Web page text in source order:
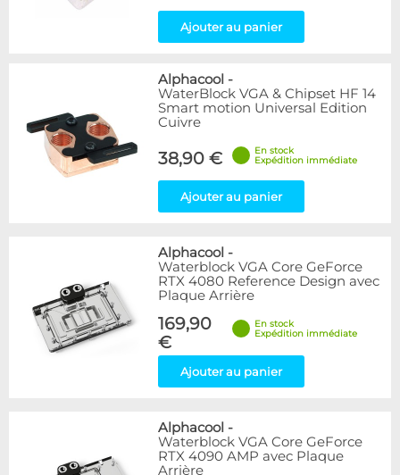
Ajouter au panier
Alphacool -
WaterBlock VGA & Chipset HF 14
Smart motion Universal Edition
Cuivre
38,90 €
En stock
Expédition immédiate
Ajouter au panier
Alphacool -
Waterblock VGA Core GeForce
RTX 4080 Reference Design avec
Plaque Arrière
169,90
€
En stock
Expédition immédiate
Ajouter au panier
Alphacool -
Waterblock VGA Core GeForce
RTX 4090 AMP avec Plaque
Arrière